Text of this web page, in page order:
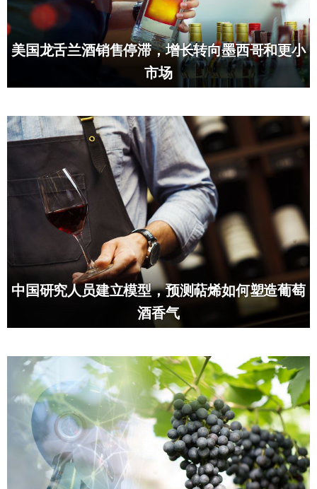
美国龙舌兰酒销售停滞，增长转向墨西哥和更小
市场
中国研究人员建立模型，预测萜烯如何塑造葡萄
酒香气